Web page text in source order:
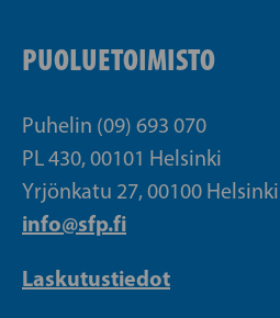
PUOLUETOIMISTO
Puhelin (09) 693 070
PL 430, 00101 Helsinki
Yrjönkatu 27, 00100 Helsinki
info@sfp.fi
Laskutustiedot